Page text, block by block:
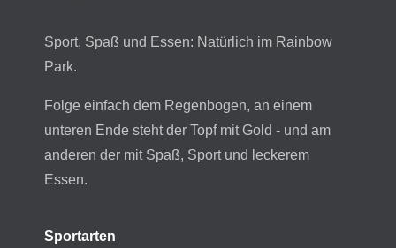
Sport, Spaß und Essen: Natürlich im Rainbow
Park.
Folge einfach dem Regenbogen, an einem
unteren Ende steht der Topf mit Gold - und am
anderen der mit Spaß, Sport und leckerem
Essen.
Sportarten